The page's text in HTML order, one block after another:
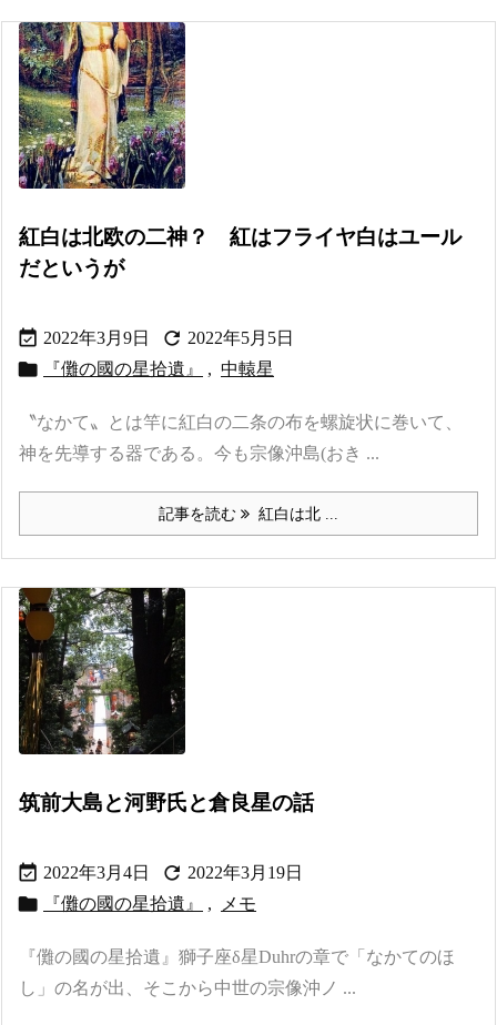
紅白は北欧の二神？ 紅はフライヤ白はユール
だというが
 2022年3月9日  2022年5月5日
 『儺の國の星拾遺』 , 中轅星
〝なかて〟とは竿に紅白の二条の布を螺旋状に巻いて、
神を先導する器である。今も宗像沖島(おき ...
記事を読む 紅白は北 ...
筑前大島と河野氏と倉良星の話
 2022年3月4日  2022年3月19日
 『儺の國の星拾遺』 , メモ
『儺の國の星拾遺』獅子座δ星Duhrの章で「なかてのほ
し」の名が出、そこから中世の宗像沖ノ ...